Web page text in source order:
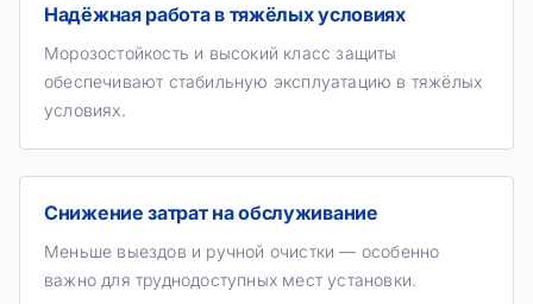
Надёжная работа в тяжёлых условиях
Морозостойкость и высокий класс защиты
обеспечивают стабильную эксплуатацию в тяжёлых
условиях.
Снижение затрат на обслуживание
Меньше выездов и ручной очистки — особенно
важно для труднодоступных мест установки.